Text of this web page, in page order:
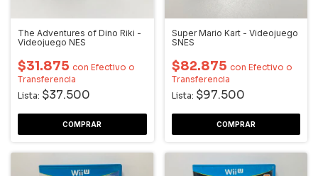
The Adventures of Dino Riki -
Videojuego NES
$31.875 con Efectivo o
Transferencia
Lista: $37.500
Super Mario Kart - Videojuego
SNES
$82.875 con Efectivo o
Transferencia
Lista: $97.500